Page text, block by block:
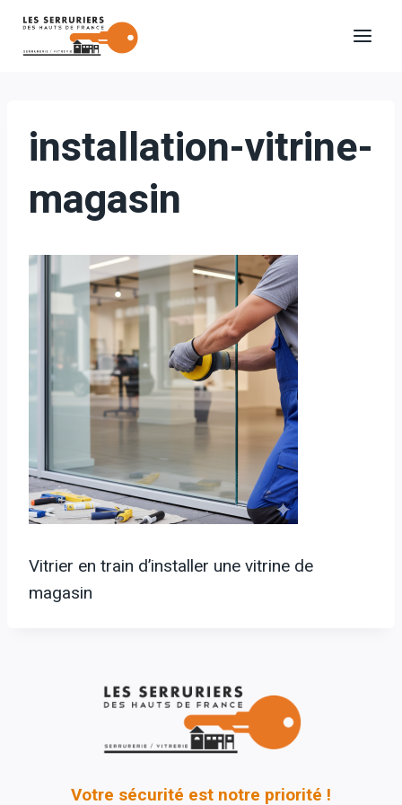
Aller
installation-vitrine-
magasin
Vitrier en train d’installer une vitrine de
magasin
Votre sécurité est notre priorité !